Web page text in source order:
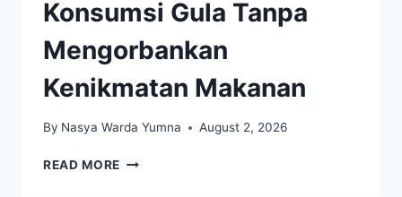
Konsumsi Gula Tanpa
Mengorbankan
Kenikmatan Makanan
By Nasya Warda Yumna August 2, 2026
READ MORE CARA